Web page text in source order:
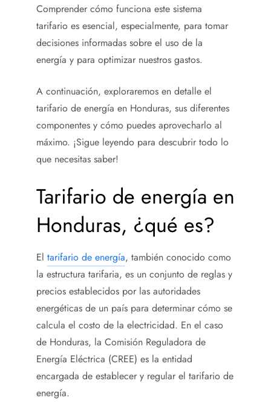
Comprender cómo funciona este sistema
tarifario es esencial, especialmente, para tomar
decisiones informadas sobre el uso de la
energía y para optimizar nuestros gastos.
A continuación, exploraremos en detalle el
tarifario de energía en Honduras, sus diferentes
componentes y cómo puedes aprovecharlo al
máximo. ¡Sigue leyendo para descubrir todo lo
que necesitas saber!
Tarifario de energía en
Honduras, ¿qué es?
El tarifario de energía, también conocido como
la estructura tarifaria, es un conjunto de reglas y
precios establecidos por las autoridades
energéticas de un país para determinar cómo se
calcula el costo de la electricidad. En el caso
de Honduras, la Comisión Reguladora de
Energía Eléctrica (CREE) es la entidad
encargada de establecer y regular el tarifario de
energía.